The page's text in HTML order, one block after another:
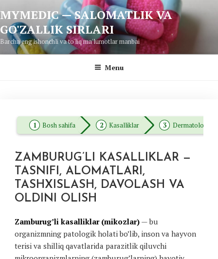
to
content
MYMEDIC — SALOMATLIK VA
GO'ZALLIK SIRLARI
Barcha eng ishonchli va to'liq ma'lumotlar manbai
Menu
Bosh sahifa Kasalliklar Dermatologiya
ZAMBURUG’LI KASALLIKLAR —
TASNIFI, ALOMATLARI,
TASHXISLASH, DAVOLASH VA
OLDINI OLISH
Zamburug’li kasalliklar (mikozlar) — bu
organizmning patologik holati bo’lib, inson va hayvon
terisi va shilliq qavatlarida parazitlik qiluvchi